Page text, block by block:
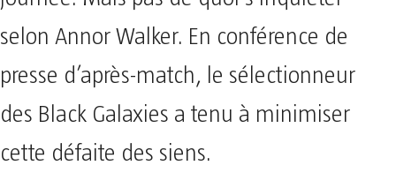
selon Annor Walker. En conférence de
presse d’après-match, le sélectionneur
des Black Galaxies a tenu à minimiser
cette défaite des siens.